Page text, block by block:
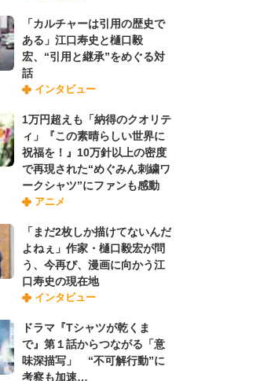
「カルチャーは引用の歴史で
ある」江口寿史と樋口毅
宏、“引用と継承”をめぐる対
話
インタビュー
1万円超えも「納得のクオリテ
ィ」『この素晴らしい世界に
祝福を！』10万針以上の密度
で再現された“めぐみん刺繍ワ
ークシャツ”にファンも感動
アニメ
「まだ2枚しか描けてないんだ
よねぇ」作家・樋口毅宏が問
う、今再び、漫画に向かう江
口寿史の現在地
インタビュー
ドラマ『Tシャツが乾くま
で』第１話からつながる「意
味深描写」 “不可解行動”に
考察も加速…